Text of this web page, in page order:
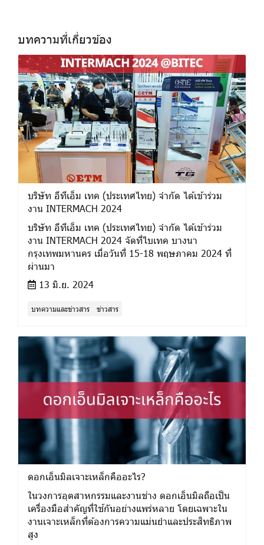
บทความที่เกี่ยวข้อง
บริษัท อีทีเอ็ม เทค (ประเทศไทย) จำกัด ได้เข้าร่วม
งาน INTERMACH 2024
บริษัท อีทีเอ็ม เทค (ประเทศไทย) จำกัด ได้เข้าร่วม
งาน INTERMACH 2024 จัดที่ไบเทค บางนา
กรุงเทพมหานคร เมื่อวันที่ 15-18 พฤษภาคม 2024 ที่
ผ่านมา
13 มิ.ย. 2024
บทความและข่าวสาร ข่าวสาร
ดอกเอ็นมิลเจาะเหล็กคืออะไร?
ในวงการอุตสาหกรรมและงานช่าง ดอกเอ็นมิลถือเป็น
เครื่องมือสำคัญที่ใช้กันอย่างแพร่หลาย โดยเฉพาะใน
งานเจาะเหล็กที่ต้องการความแม่นยำและประสิทธิภาพ
สูง